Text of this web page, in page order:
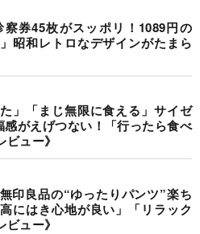
察券45枚がスッポリ！1089円の
昭和レトロなデザインがたまら
」「まじ無限に食える」サイゼ
感がえげつない！「行ったら食べ
ュー》
印良品の“ゆったりパンツ”楽ち
にはき心地が良い」「リラック
ュー》